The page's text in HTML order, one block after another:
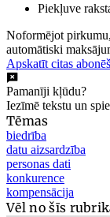
Piekļuve
Noformējot
automātiski
Apskatīt citas
Pamanīji kļūdu?
Iezīmē tekstu un
Tēmas
biedrība
datu aizsardzība
personas dati
konkurence
kompensācija
Vēl no šīs